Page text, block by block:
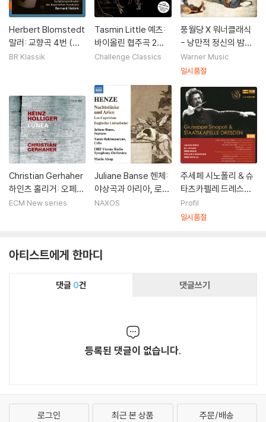
Herbert Blomstedt
말러: 교향곡 4번 (Ma
hler: Symphonie Nr.
BR Klassik
Tasmin Little 예츠:
바이올린 협주곡 2번,
'영원한 죽음' 외 (Will
Challenge Classics
풍월당 X 워너클래식
- 낭만적 정신의 밤의
노래
Warner Music
일시품절
Christian Gerhaher
하인츠 홀리거: 오페라
'루네아' (Heinz Holli
ECM New series
Juliane Banse 헨체:
야상곡과 아리아, 로스
카프리초스 외 (Henz
NAXOS
주세페 시노폴리 & 슈
타츠카펠레 드레스덴 1
993-2004 공연 실황
모음집 (Giuseppe Si
Profil
일시품절
아티스트에게 한마디
댓글 0건 댓글쓰기
등록된 댓글이 없습니다.
로그인 최근 본 상품 주문/배송